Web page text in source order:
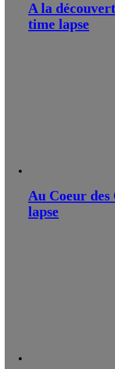
A la
time lapse
Au Coeur des
lapse